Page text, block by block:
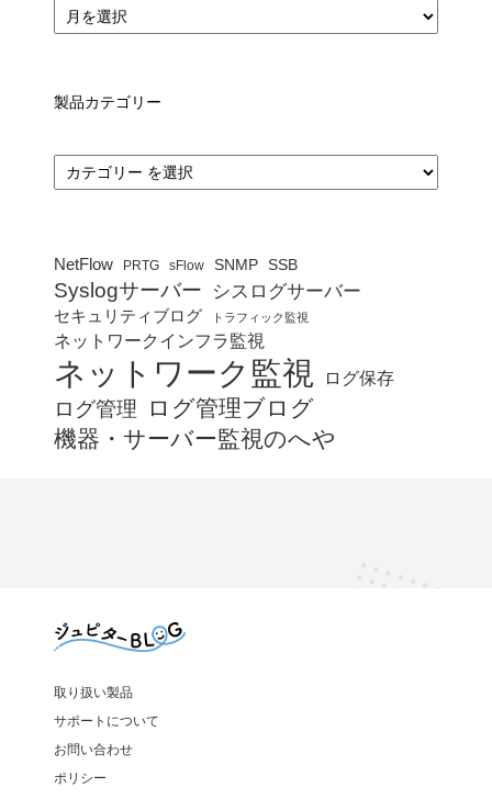
製品カテゴリー
カ
テ
ゴ
NetFlow PRTG sFlow SNMP SSB
Syslogサーバー シスログサーバー
セキュリティブログ トラフィック監視
ネットワークインフラ監視
ネットワーク監視 ログ保存
ログ管理
ログ管理ブログ
機器・サーバー監視のへや
取り扱い製品
サポートについて
お問い合わせ
ポリシー